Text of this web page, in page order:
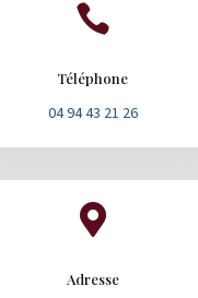

Téléphone
04 94 43 21 26

Adresse